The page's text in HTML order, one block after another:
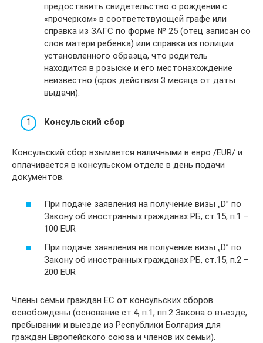
предоставить свидетельство о рождении с
«прочерком» в соответствующей графе или
справка из ЗАГС по форме № 25 (отец записан со
слов матери ребенка) или справка из полиции
установленного образца, что родитель
находится в розыске и его местонахождение
неизвестно (срок действия 3 месяца от даты
выдачи).
Консульский сбор
Консульский сбор взымается наличными в евро /EUR/ и
оплачивается в консульском отделе в день подачи
документов.
При подаче заявления на получение визы „D” по
Закону об иностранных гражданах РБ, ст.15, п.1 –
100 EUR
При подаче заявления на получение визы „D” по
Закону об иностранных гражданах РБ, ст.15, п.2 –
200 EUR
Члены семьи граждан ЕС от консульских сборов
освобождены (основание ст.4, п.1, пп.2 Закона о въезде,
пребывании и выезде из Республики Болгария для
граждан Европейского союза и членов их семьи).